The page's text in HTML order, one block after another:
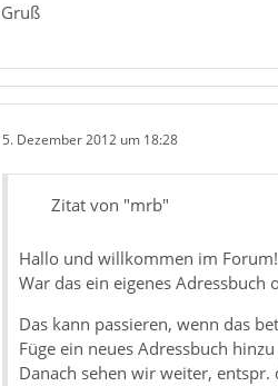
Gruß
5. Dezember 2012 um 18:28
Zitat von "mrb"
Hallo und willkommen im Forum!
War das ein eigenes Adressbuch
Das kann passieren, wenn das
Füge ein neues Adressbuch
Danach sehen wir weiter,